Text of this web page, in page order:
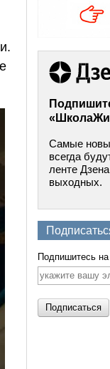
Самые
всегда
ленте
выходных.
Подпишитесь